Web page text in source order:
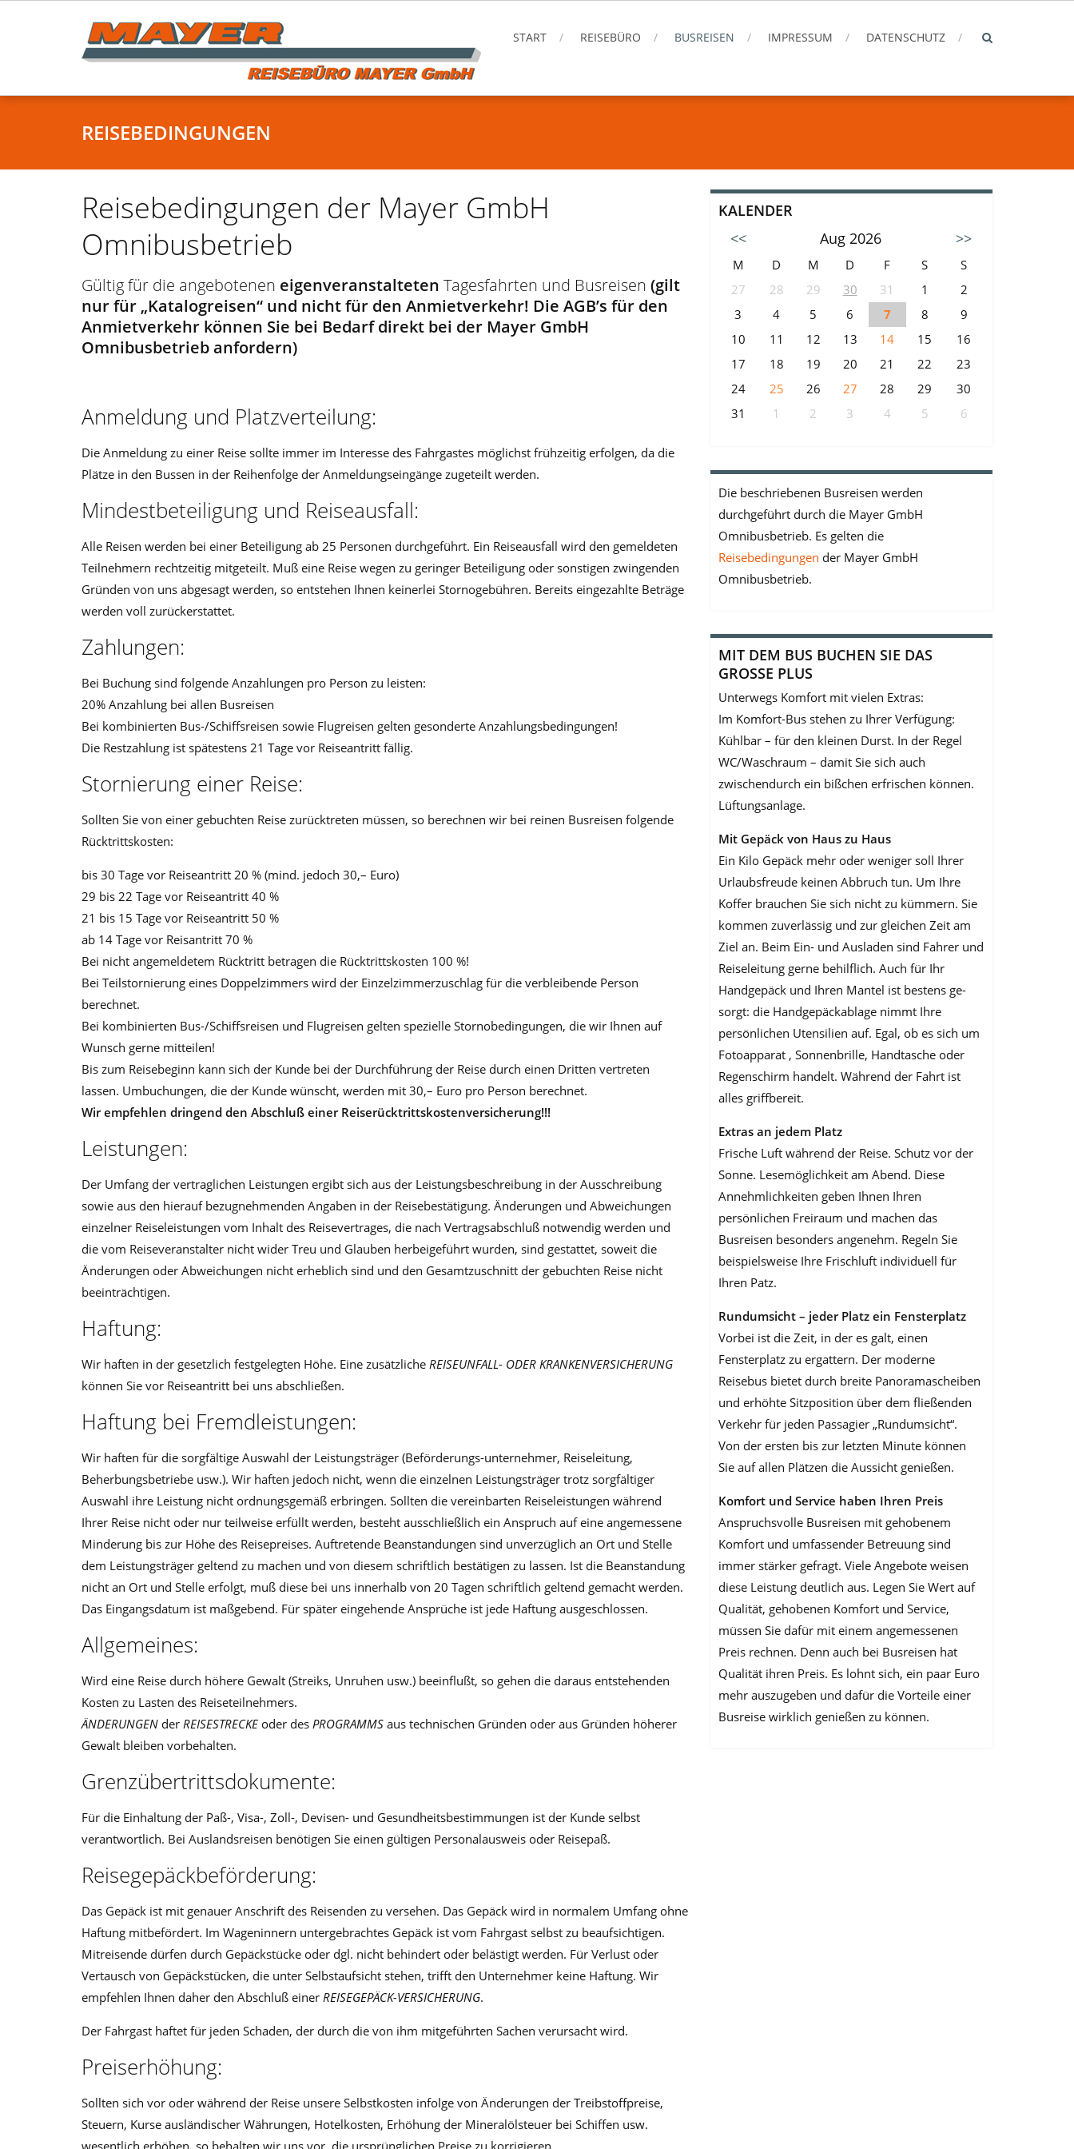
START REISEBÜRO BUSREISEN IMPRESSUM DATENSCHUTZ
REISEBEDINGUNGEN
Reisebedingungen der Mayer GmbH
Omnibusbetrieb
Gültig für die angebotenen eigenveranstalteten Tagesfahrten und Busreisen (gilt
nur für „Katalogreisen“ und nicht für den Anmietverkehr! Die AGB’s für den
Anmietverkehr können Sie bei Bedarf direkt bei der Mayer GmbH
Omnibusbetrieb anfordern)
Anmeldung und Platzverteilung:
Die Anmeldung zu einer Reise sollte immer im Interesse des Fahrgastes möglichst frühzeitig erfolgen, da die
Plätze in den Bussen in der Reihenfolge der Anmel­dungseingänge zugeteilt werden.
Mindestbeteiligung und Reiseausfall:
Alle Reisen werden bei einer Beteiligung ab 25 Personen durchgeführt. Ein Reise­ausfall wird den gemeldeten
Teilnehmern rechtzeitig mitgeteilt. Muß eine Reise wegen zu geringer Beteiligung oder sonstigen zwingenden
Gründen von uns abgesagt werden, so entstehen Ihnen keinerlei Stornogebühren. Bereits eingezahlte Beträge
werden voll zurückerstattet.
Zahlungen:
Bei Buchung sind folgende Anzahlungen pro Person zu leisten:
20% Anzahlung bei allen Busreisen
Bei kombinierten Bus-/Schiffsreisen sowie Flugreisen gelten gesonderte Anzahlungsbedingungen!
Die Restzahlung ist spätestens 21 Tage vor Reiseantritt fällig.
Stornierung einer Reise:
Sollten Sie von einer gebuchten Reise zurücktreten müssen, so berechnen wir bei reinen Busreisen folgende
Rücktrittskosten:
bis 30 Tage vor Reiseantritt 20 % (mind. jedoch 30,– Euro)
29 bis 22 Tage vor Reiseantritt 40 %
21 bis 15 Tage vor Reiseantritt 50 %
ab 14 Tage vor Reisantritt 70 %
Bei nicht angemeldetem Rücktritt betragen die Rücktrittskosten 100 %!
Bei Teilstornierung eines Doppelzimmers wird der Einzelzimmerzuschlag für die verbleibende Person
berechnet.
Bei kombinierten Bus-/Schiffsreisen und Flugreisen gelten spezielle Stornobedingungen, die wir Ihnen auf
Wunsch gerne mitteilen!
Bis zum Reisebeginn kann sich der Kunde bei der Durchführung der Reise durch einen Dritten vertreten
lassen. Umbuchungen, die der Kunde wünscht, werden mit 30,– Euro pro Person berechnet.
Wir empfehlen dringend den Abschluß einer Reiserücktrittskostenversicherung!!!
Leistungen:
Der Umfang der vertraglichen Leistungen ergibt sich aus der Leistungsbeschrei­bung in der Ausschreibung
sowie aus den hierauf bezugnehmenden Angaben in der Reisebestätigung. Änderungen und Abweichungen
einzelner Reiseleistungen vom Inhalt des Reisevertrages, die nach Vertragsabschluß notwendig werden und
die vom Reiseveranstalter nicht wider Treu und Glauben herbeigeführt wurden, sind gestattet, soweit die
Änderungen oder Abweichungen nicht erheblich sind und den Gesamtzuschnitt der gebuchten Reise nicht
beeinträchtigen.
Haftung:
Wir haften in der gesetzlich festgelegten Höhe. Eine zusätzliche REISEUNFALL- ODER KRANKENVERSICHERUNG
können Sie vor Reiseantritt bei uns ab­schließen.
Haftung bei Fremdleistungen:
Wir haften für die sorgfältige Auswahl der Leistungsträger (Beförderungs-unternehmer, Reiseleitung,
Beherbungsbetriebe usw.). Wir haften jedoch nicht, wenn die einzelnen Leistungsträger trotz sorgfältiger
Auswahl ihre Leistung nicht ordnungsgemäß erbringen. Sollten die vereinbarten Reiseleistungen während
Ihrer Reise nicht oder nur teilweise erfüllt werden, besteht ausschließlich ein Anspruch auf eine angemessene
Minderung bis zur Höhe des Reisepreises. Auftretende Beanstandungen sind unverzüglich an Ort und Stelle
dem Leistungs­träger geltend zu machen und von diesem schriftlich bestätigen zu lassen. Ist die Beanstandung
nicht an Ort und Stelle erfolgt, muß diese bei uns innerhalb von 20 Tagen schriftlich geltend gemacht werden.
Das Eingangsdatum ist maßgebend. Für später eingehende Ansprüche ist jede Haftung ausgeschlossen.
Allgemeines:
Wird eine Reise durch höhere Gewalt (Streiks, Unruhen usw.) beeinflußt, so gehen die daraus entstehenden
Kosten zu Lasten des Reiseteilnehmers.
ÄNDERUNGEN der REISESTRECKEoder des PROGRAMMS aus technischen Gründen oder aus Gründen höherer
Gewalt bleiben vorbehalten.
Grenzübertrittsdokumente:
Für die Einhaltung der Paß-, Visa-, Zoll-, Devisen- und Gesundheitsbestimmun­gen ist der Kunde selbst
verantwortlich. Bei Auslandsreisen benötigen Sie einen gültigen Personalausweis oder Reisepaß.
Reisegepäckbeförderung:
Das Gepäck ist mit genauer Anschrift des Reisenden zu versehen. Das Gepäck wird in normalem Umfang ohne
Haftung mitbefördert. Im Wageninnern untergebrachtes Gepäck ist vom Fahrgast selbst zu beaufsichtigen.
Mitreisende dürfen durch Gepäckstücke oder dgl. nicht behindert oder belästigt werden. Für Verlust oder
Vertausch von Gepäckstücken, die unter Selbstaufsicht stehen, trifft den Unternehmer keine Haftung. Wir
empfehlen Ihnen daher den Abschluß einer REISEGEPÄCK-VERSICHERUNG.
Der Fahrgast haftet für jeden Schaden, der durch die von ihm mitgeführten Sachen verursacht wird.
Preiserhöhung:
Sollten sich vor oder während der Reise unsere Selbstkosten infolge von Änderungen der Treibstoffpreise,
Steuern, Kurse ausländischer Währungen, Hotelkosten, Erhöhung der Mineralölsteuer bei Schiffen usw.
wesentlich erhöhen, so behalten wir uns vor, die ursprünglichen Preise zu korrigieren.
KALENDER
<<
Aug 2026 >>
M D M D F S
S
27
28 29 30 31 1
2
3
4 5 6 7 8
9
10
11 12 13 14 15
16
17
18 19 20 21 22
23
24
25 26 27 28 29
30
31
1 2 3 4 5 6
Die beschriebenen Busreisen werden
durchgeführt durch die Mayer GmbH
Omnibusbetrieb. Es gelten die
Reisebedingungen der Mayer GmbH
Omnibusbetrieb.
MIT DEM BUS BUCHEN SIE DAS
GROSSE PLUS
Unterwegs Komfort mit vielen Extras:
Im Komfort-Bus stehen zu Ihrer Verfügung:
Kühlbar – für den kleinen Durst. In der Regel
WC/Waschraum – damit Sie sich auch
zwischendurch ein bißchen erfrischen kön­nen.
Lüftungsanlage.
Mit Gepäck von Haus zu Haus
Ein Kilo Gepäck mehr oder weniger soll Ihrer
Urlaubsfreude keinen Abbruch tun. Um Ihre
Koffer brauchen Sie sich nicht zu kümmern. Sie
kommen zuverlässig und zur gleichen Zeit am
Ziel an. Beim Ein- und Ausladen sind Fahrer und
Reiselei­tung gerne behilflich. Auch für Ihr
Handgepäck und Ihren Mantel ist bestens ge­
sorgt: die Handgepäckablage nimmt Ihre
persönlichen Utensilien auf. Egal, ob es sich um
Fotoapparat , Sonnenbrille, Handtasche oder
Regenschirm handelt. Wäh­rend der Fahrt ist
alles griffbereit.
Extras an jedem Platz
Frische Luft während der Reise. Schutz vor der
Sonne. Lesemöglichkeit am Abend. Diese
Annehmlichkeiten geben Ihnen Ihren
persönlichen Freiraum und machen das
Busreisen besonders angenehm. Regeln Sie
beispielsweise Ihre Frischluft individuell für
Ihren Patz.
Rundumsicht – jeder Platz ein Fensterplatz
Vorbei ist die Zeit, in der es galt, einen
Fensterplatz zu ergattern. Der moderne
Reisebus bietet durch breite Panoramascheiben
und erhöhte Sitzposition über dem fließenden
Verkehr für jeden Passagier „Rundumsicht“.
Von der ersten bis zur letzten Minute können
Sie auf allen Plätzen die Aussicht genießen.
Komfort und Service haben Ihren Preis
Anspruchsvolle Busreisen mit gehobenem
Komfort und umfassender Betreuung sind
immer stärker gefragt. Viele Angebote weisen
diese Leistung deutlich aus. Legen Sie Wert auf
Qualität, gehobenen Komfort und Service,
müssen Sie dafür mit einem angemessenen
Preis rechnen. Denn auch bei Busreisen hat
Qualität ihren Preis. Es lohnt sich, ein paar Euro
mehr auszugeben und dafür die Vorteile einer
Busreise wirklich genießen zu können.